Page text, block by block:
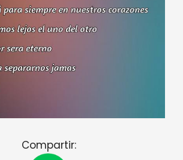
Compartir: